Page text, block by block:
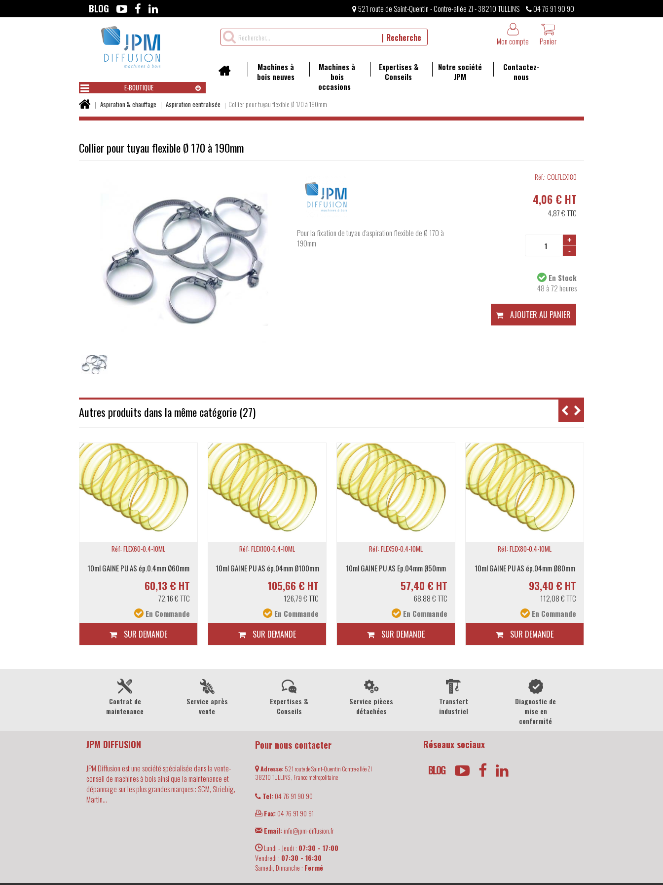
BLOG 521 route de Saint-Quentin - Contre-allée ZI - 38210 TULLINS
04 76 91 90 90
Rechercher
un
Recherche Panier
Mon compte
Machines à
bois neuves
Machines à
bois
occasions
Expertises &
Conseils
Notre société
JPM
Contactez-
nous
E-BOUTIQUE
Vous
ici :
Aspiration & chauffage Aspiration centralisée Collier pour tuyau flexible Ø 170 à 190mm
Collier pour tuyau flexible Ø 170 à 190mm
Pour la fixation de tuyau d'aspiration flexible de Ø 170 à
190mm
Réf.: COLFLEX180
4,06 € HT
4,87 €TTC
+
-
En Stock
48 à 72 heures
AJOUTER AU PANIER
Autres produits dans la même catégorie (27)
Réf: FLEX60-0.4-10ML
10ml GAINE PU AS ép.0.4mm Ø60mm
60,13 € HT
72,16 € TTC
En Commande
SUR DEMANDE
Réf: FLEX100-0.4-10ML
10ml GAINE PU AS ép.04mm Ø100mm
105,66 € HT
126,79 € TTC
En Commande
SUR DEMANDE
Réf: FLEX50-0.4-10ML
10ml GAINE PU AS Ep.04mm Ø50mm
57,40 € HT
68,88 € TTC
En Commande
SUR DEMANDE
Réf: FLEX80-0.4-10ML
10ml GAINE PU AS ép.04mm Ø80mm
93,40 € HT
112,08 € TTC
En Commande
SUR DEMANDE
Contrat de
maintenance
Service après
vente
Expertises &
Conseils
Service pièces
détachées
Transfert
industriel
Diagnostic de
mise en
conformité
JPM DIFFUSION
JPM Diffusion est une société spécialisée dans la vente-
conseil de machines à bois ainsi que la maintenance et
dépannage sur les plus grandes marques : SCM, Striebig,
Martin...
Pour nous contacter
Adresse: 521 route de Saint-Quentin Contre-allée ZI
38210TULLINS , France métropolitaine
Tel:04 76 91 90 90
Fax:04 76 91 90 91
Email:info@jpm-diffusion.fr
Lundi - Jeudi : 07:30 - 17:00
Vendredi : 07:30 - 16:30
Samedi, Dimanche : Fermé
Réseaux sociaux
BLOG